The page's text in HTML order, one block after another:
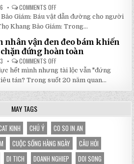
LỰA
HOÀN
HẢO
CHO
HÀNG
CỦA
BẠN
COMMENTS OFF
5
BÀI
HỌC
XƯƠNG
MÁU
TỪ
SÁCH
THỌ
BẢO
GIÁM
GIÚP
THAY
ĐỔI
HOÀN
TOÀN
Giám: Báu vật dẫn đường cho người
Khang Bảo Giám: Trong...
nhân vận đen đeo bám khiến
đứng hoàn toàn
COMMENTS OFF
NGUYÊN
NHÂN
VẬN
ĐEN
ĐEO
BÁM
LỘC
BỊ
CHẶN
ĐỨNG
HOÀN
TOÀN
hết mình nhưng tài lộc vẫn "đứng
tán? Trong suốt 20 năm quan...
MAY TAGS
KINH CHÚ Ý
CO SO IN AN
CUỘC SỐNG HÀNG NGÀY
CÂU HỎI
DI TICH DOANH NGHIEP
DOI SONG